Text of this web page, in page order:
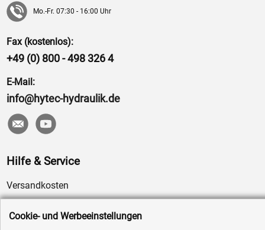
Mo.-Fr. 07:30 - 16:00 Uhr
Fax (kostenlos):
+49 (0) 800 - 498 326 4
E-Mail:
info@hytec-hydraulik.de
Hilfe & Service
Versandkosten
Zahlungsarten
Service
Cookie- und Werbeeinstellungen